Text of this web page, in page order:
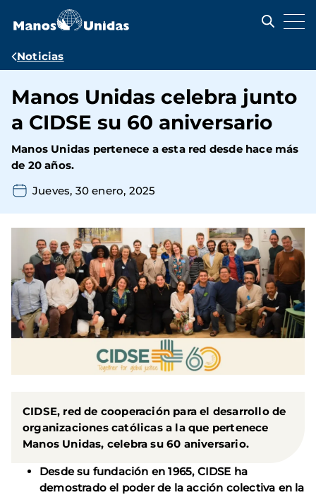
contenido
Ruta
navegación
Noticias
Manos Unidas celebra junto
a CIDSE su 60 aniversario
Manos Unidas pertenece a esta red desde hace más
de 20 años.
Jueves, 30 enero, 2025
CIDSE, red de cooperación para el desarrollo de
organizaciones católicas a la que pertenece
Manos Unidas, celebra su 60 aniversario.
Desde su fundación en 1965, CIDSE ha
demostrado el poder de la acción colectiva en la